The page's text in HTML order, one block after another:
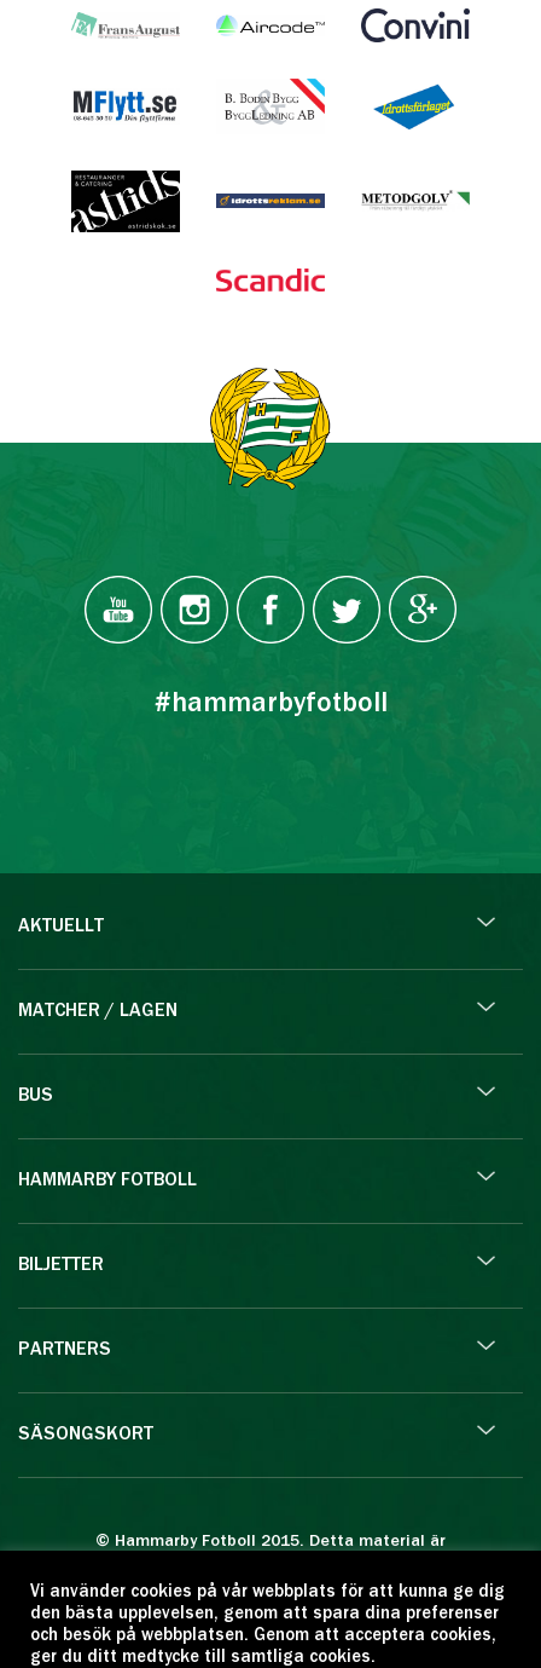
#hammarbyfotboll
AKTUELLT
MATCHER / LAGEN
BUS
HAMMARBY FOTBOLL
BILJETTER
PARTNERS
SÄSONGSKORT
© Hammarby Fotboll 2015. Detta material är
Eftertryck eller annan kopiering är förbjuden.
Citera oss gärna men ange källan:
www.hammarbyfotboll.se. Ansvarig utgivare:
Vi använder cookies på vår webbplats för att kunna ge dig
den bästa upplevelsen, genom att spara dina preferenser
och besök på webbplatsen. Genom att acceptera cookies,
ger du ditt medtycke till samtliga cookies.